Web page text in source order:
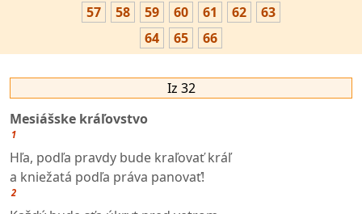
57
58 59 60 61 62
63
64
65 66
Iz 32
Mesiášske kráľovstvo
1
Hľa, podľa pravdy bude kraľovať kráľ
a kniežatá podľa práva panovať!
2